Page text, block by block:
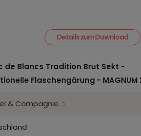
Details zum Download
de Blancs Tradition Brut Sekt -
Flaschengärung - MAGNUM
& Compagnie